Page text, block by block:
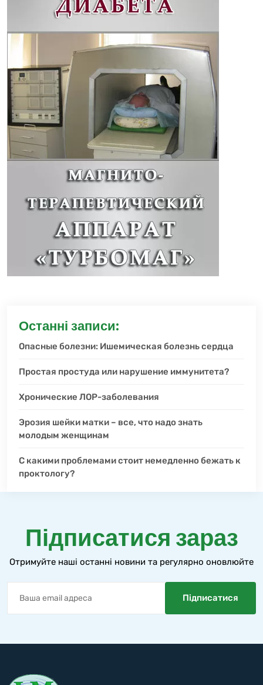
Останні записи:
Опасные болезни: Ишемическая болезнь сердца
Простая простуда или нарушение иммунитета?
Хронические ЛОР-заболевания
Эрозия шейки матки – все, что надо знать
молодым женщинам
С какими проблемами стоит немедленно бежать к
проктологу?
Підписатися зараз
Отримуйте наші останні новини та регулярно оновлюйте